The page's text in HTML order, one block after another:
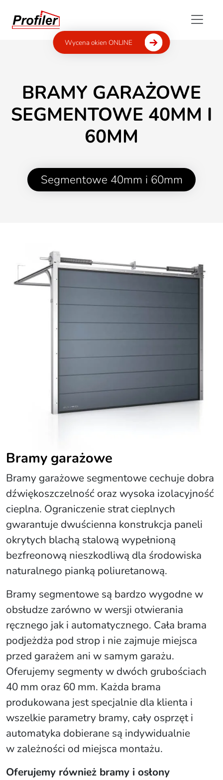
Wycena okien ONLINE
BRAMY GARAŻOWE
SEGMENTOWE 40MM I
60MM
Segmentowe 40mm i 60mm
Bramy garażowe
Bramy garażowe segmentowe cechuje dobra
dźwiękoszczelność oraz wysoka izolacyjność
cieplna. Ograniczenie strat cieplnych
gwarantuje dwuścienna konstrukcja paneli
okrytych blachą stalową wypełnioną
bezfreonową nieszkodliwą dla środowiska
naturalnego pianką poliuretanową.
Bramy segmentowe są bardzo wygodne w
obsłudze zarówno w wersji otwierania
ręcznego jak i automatycznego. Cała brama
podjeżdża pod strop i nie zajmuje miejsca
przed garażem ani w samym garażu.
Oferujemy segmenty w dwóch grubościach
40 mm oraz 60 mm. Każda brama
produkowana jest specjalnie dla klienta i
wszelkie parametry bramy, cały osprzęt i
automatyka dobierane są indywidualnie
w zależności od miejsca montażu.
Oferujemy również bramy i osłony